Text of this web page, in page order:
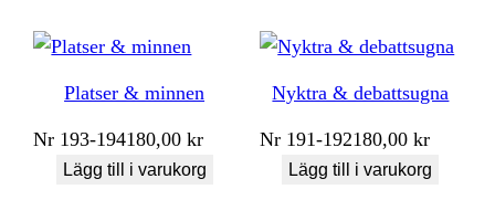
Platser & minnen
Nr 193-194180,00kr
Lägg till i varukorg
Nyktra & debattsugna
Nr 191-192180,00kr
Lägg till i varukorg